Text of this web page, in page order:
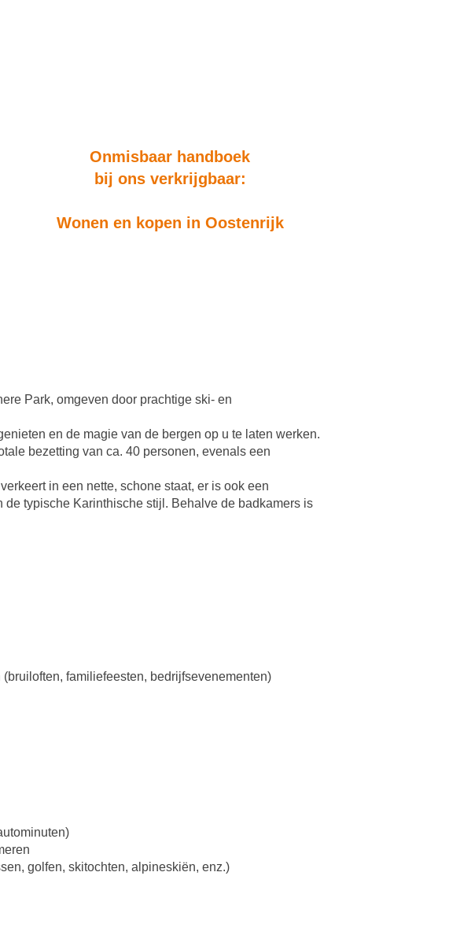
Onmisbaar handboek
bij ons verkrijgbaar:
Wonen en kopen in Oostenrijk
Park, omgeven door prachtige ski- en
en de magie van de bergen op u te laten werken.
bezetting van ca. 40 personen, evenals een
in een nette, schone staat, er is ook een
typische Karinthische stijl. Behalve de badkamers is
familiefeesten, bedrijfsevenementen)
golfen, skitochten, alpineskiën, enz.)